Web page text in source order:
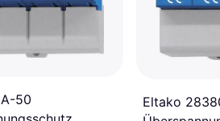
50
Eltako